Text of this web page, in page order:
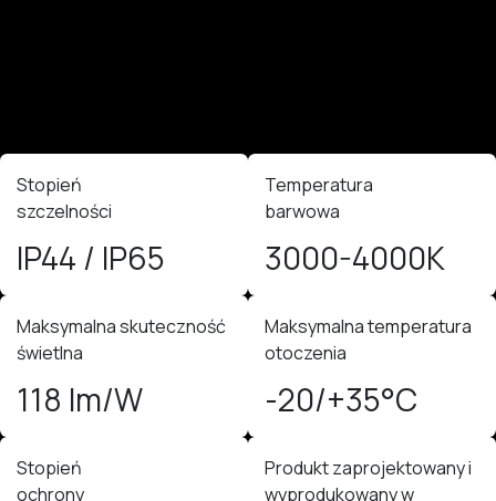
Stopień
szczelności
IP44 / IP65
Temperatura
barwowa
3000-4000K
Maksymalna skuteczność
świetlna
118 lm/W
Maksymalna temperatura
otoczenia
-20/+35°C
Stopień
ochrony
Produkt zaprojektowany i
wyprodukowany w